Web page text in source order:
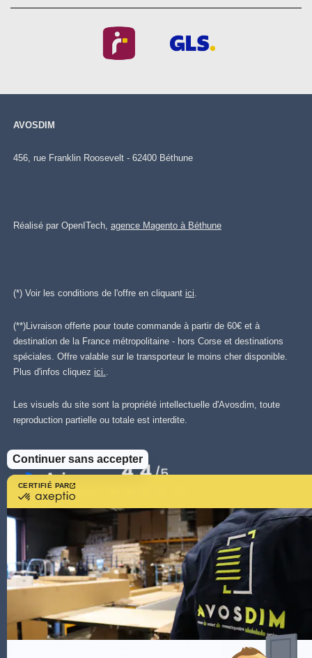
CERTIFIÉ PAR
savoir
plus
sur
Axeptio
Continuer sans accepter
AVOSDIM
456, rue Franklin Roosevelt - 62400 Béthune
Réalisé par OpenITech, agence Magento à Béthune
(*) Voir les conditions de l'offre en cliquant ici
(**)Livraison offerte pour toute commande à partir de 60€ et à
destination de la France métropolitaine - hors Corse et destinations
spéciales. Offre valable sur le transporteur le moins cher disponible.
Plus d'infos cliquez ici.
Les visuels du site sont la propriété intellectuelle d'Avosdim, toute
reproduction partielle ou totale est interdite.